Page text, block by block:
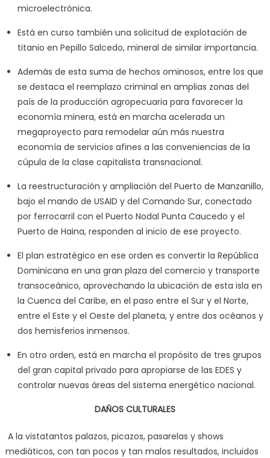
microelectrónica.
Está en curso también una solicitud de explotación de
titanio en Pepillo Salcedo, mineral de similar importancia.
Además de esta suma de hechos ominosos, entre los que
se destaca el reemplazo criminal en amplias zonas del
país de la producción agropecuaria para favorecer la
economía minera, está en marcha acelerada un
megaproyecto para remodelar aún más nuestra
economía de servicios afines a las conveniencias de la
cúpula de la clase capitalista transnacional.
La reestructuración y ampliación del Puerto de Manzanillo,
bajo el mando de USAID y del Comando Sur, conectado
por ferrocarril con el Puerto Nodal Punta Caucedo y el
Puerto de Haina, responden al inicio de ese proyecto.
El plan estratégico en ese orden es convertir la República
Dominicana en una gran plaza del comercio y transporte
transoceánico, aprovechando la ubicación de esta isla en
la Cuenca del Caribe, en el paso entre el Sur y el Norte,
entre el Este y el Oeste del planeta, y entre dos océanos y
dos hemisferios inmensos.
En otro orden, está en marcha el propósito de tres grupos
del gran capital privado para apropiarse de las EDES y
controlar nuevas áreas del sistema energético nacional.
DAÑOS CULTURALES
A la vistatantos palazos, picazos, pasarelas y shows
mediáticos, con tan pocos y tan malos resultados, incluidos